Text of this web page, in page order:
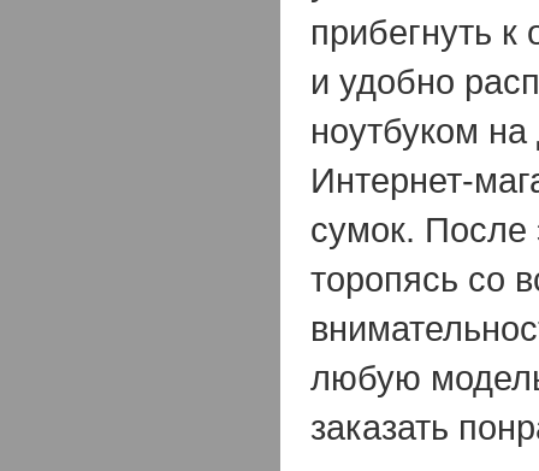
прибегнуть к
и удобно
ноутбуком на
Интернет-
сумок. После
торопясь со
любую
заказать